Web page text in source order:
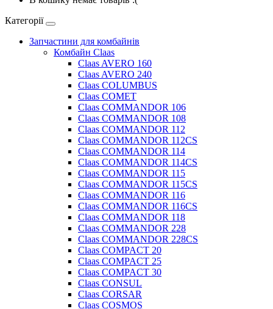
Категорії
Запчастини для комбайнів
Комбайн Claas
Claas AVERO 160
Claas AVERO 240
Claas COLUMBUS
Claas COMET
Claas COMMANDOR 106
Claas COMMANDOR 108
Claas COMMANDOR 112
Claas COMMANDOR 112CS
Claas COMMANDOR 114
Claas COMMANDOR 114CS
Claas COMMANDOR 115
Claas COMMANDOR 115CS
Claas COMMANDOR 116
Claas COMMANDOR 116CS
Claas COMMANDOR 118
Claas COMMANDOR 228
Claas COMMANDOR 228CS
Claas COMPACT 20
Claas COMPACT 25
Claas COMPACT 30
Claas CONSUL
Claas CORSAR
Claas COSMOS